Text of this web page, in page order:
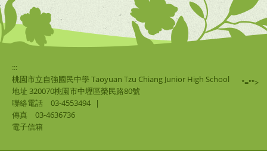
:::
桃園市立自強國民中學 Taoyuan Tzu Chiang Junior High School
地址 320070桃園市中壢區榮民路80號
聯絡電話
03-4553494
|
傳真
03-4636736
電子信箱
"="">